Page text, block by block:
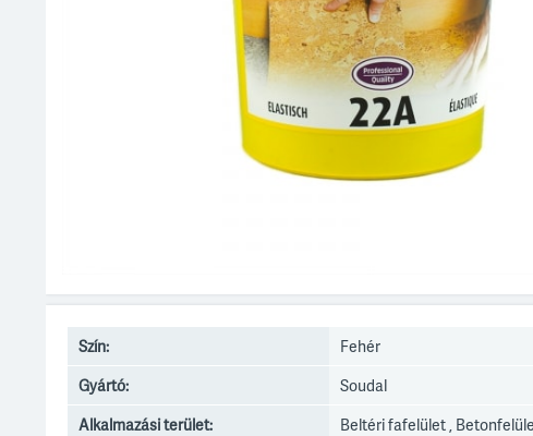
Szín:
Fehér
Gyártó:
Soudal
Alkalmazási terület:
Beltéri fafelület ,